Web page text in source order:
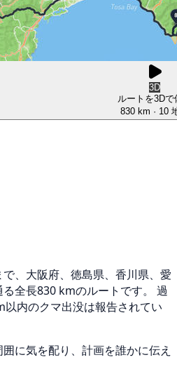
3D
ルートを3Dで
830 km · 10
、大阪府、徳島県、香川県、愛
全長830 kmのルートです。 過
内のクマ出没は報告されてい
に気を配り、計画を誰かに伝え